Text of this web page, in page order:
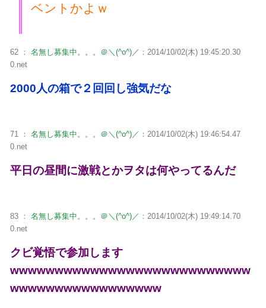
ベントかよｗ
62 ： 名無し募集中。。。＠＼(^o^)／ ：2014/10/02(木) 19:45:20.30
0.net
2000人の箱で２回回し強気だな
71 ： 名無し募集中。。。＠＼(^o^)／ ：2014/10/02(木) 19:46:54.47
0.net
平日の昼間に激戦とかヲタは何やってるんだ
83 ： 名無し募集中。。。＠＼(^o^)／ ：2014/10/02(木) 19:49:14.70
0.net
クビ覚悟で参加します
wwwwwwwwwwwwwwwwwwwwwwwwwww
wwwwwwwwwwwwwwwww